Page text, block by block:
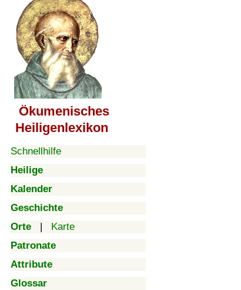
Ökumenisches
Heiligenlexikon
Schnellhilfe
Heilige
Kalender
Geschichte
Orte | Karte
Patronate
Attribute
Glossar